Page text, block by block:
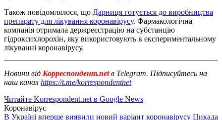
Також повідомлялося, що Дарниця готується до виробництва
препарату для лікування коронавірусу. Фармакологічна
компанія отримала держреєстрацію на субстанцію
гідроксихлорохін, яку використовують в експериментальному
лікуванні коронавірусу.
Новини від Корреспондент.netв Telegram. Підписуйтесь на
наш канал https://t.me/korrespondentnet
Читайте Korrespondent.net в Google News
Коронавірус
В Україні вперше виявили новий варіант коронавірусу Цикада